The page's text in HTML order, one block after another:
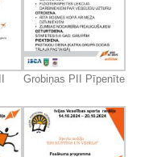
Grobiņas PII Pīpenīte